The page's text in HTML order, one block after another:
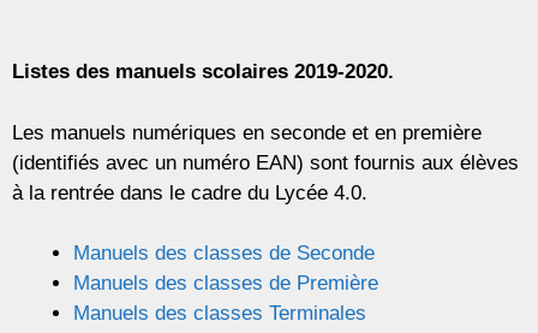
Listes des manuels scolaires 2019-2020.
Les manuels numériques en seconde et en première
(identifiés avec un numéro EAN) sont fournis aux élèves
à la rentrée dans le cadre du Lycée 4.0.
Manuels des classes de Seconde
Manuels des classes de Première
Manuels des classes Terminales